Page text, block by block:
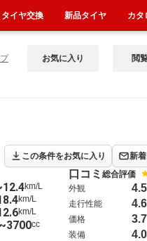
お気に入り 閲
この条件をお気に入り 新
km/L
km/L
km/L
cc
口コミ 総合評価
外観 4.5
走行性能 4.6
価格 3.7
装備 4.0
タイヤ交換 新品タイヤ カタ